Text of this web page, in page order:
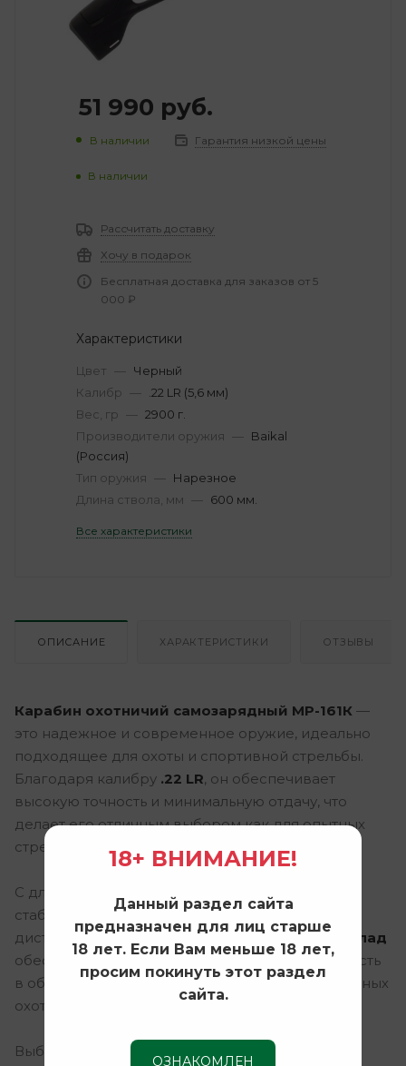
51 990 руб.
В наличии Гарантия низкой цены
В наличии
Рассчитать доставку
Хочу в подарок
Бесплатная доставка для заказов от 5
000 ₽
Характеристики
Цвет — Черный
Калибр —
.22 LR (5,6 мм)
Вес, гр — 2900 г.
Производители оружия — Baikal
(Россия)
Тип оружия — Нарезное
Длина ствола, мм — 600 мм.
Все характеристики
ОПИСАНИЕ ХАРАКТЕРИСТИКИ ОТЗЫВЫ
Карабин охотничий самозарядный МР-161К —
это надежное и современное оружие, идеально
подходящее для охоты и спортивной стрельбы.
Благодаря калибру .22 LR, он обеспечивает
высокую точность и минимальную отдачу, что
делает его отличным выбором как для опытных
стрелков, так и для новичков.
С длиной ствола 600 мм
, МР-161К гарантирует
стабильность и точность выстрела на дальние
дистанции. Эргономичный
пластиковый приклад
обеспечивает комфортное удержание и легкость
в обращении, что особенно важно при длительных
охотничьих вылазках.
Выбирая МР-161К, вы получаете сочетание
18+ ВНИМАНИЕ!
Данный раздел сайта
предназначен для лиц старше
18 лет. Если Вам меньше 18 лет,
просим покинуть этот раздел
сайта.
ОЗНАКОМЛЕН